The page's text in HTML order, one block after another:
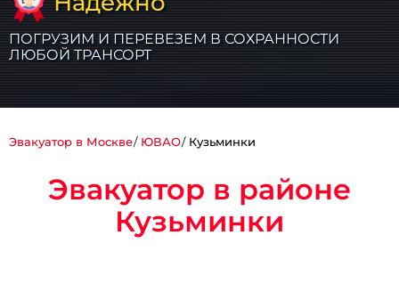
ПОГРУЗИМ И ПЕРЕВЕЗЕМ В СОХРАННОСТИ
ЛЮБОЙ ТРАНСОРТ
Эвакуатор в Москве ЮВАО Кузьминки
Эвакуатор в районе
Кузьминки